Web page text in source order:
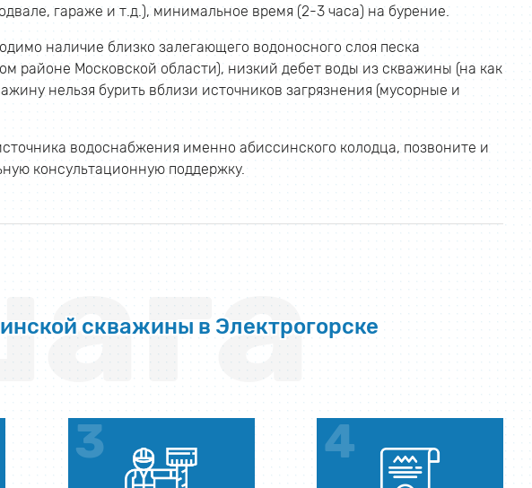
гараже и т.д.), минимальное время (2-3 часа) на бурение.
наличие близко залегающего водоносного слоя песка
районе Московской области), низкий дебет воды из скважины (на как
нельзя бурить вблизи источников загрязнения (мусорные и
водоснабжения именно абиссинского колодца, позвоните и
консультационную поддержку.
скважины в Электрогорске